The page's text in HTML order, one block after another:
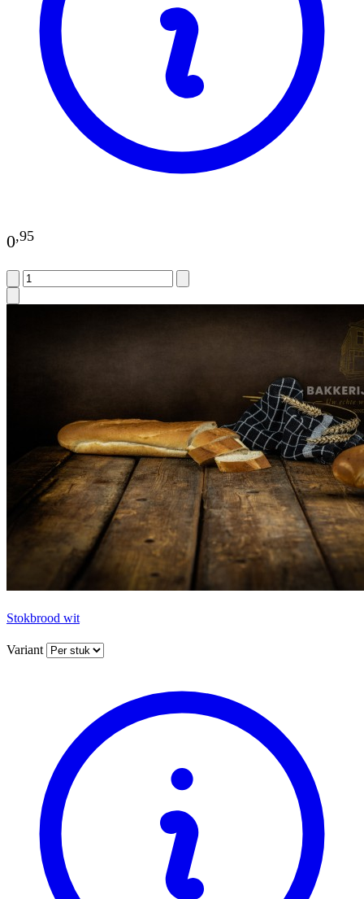
0,95
Stokbrood wit
Variant